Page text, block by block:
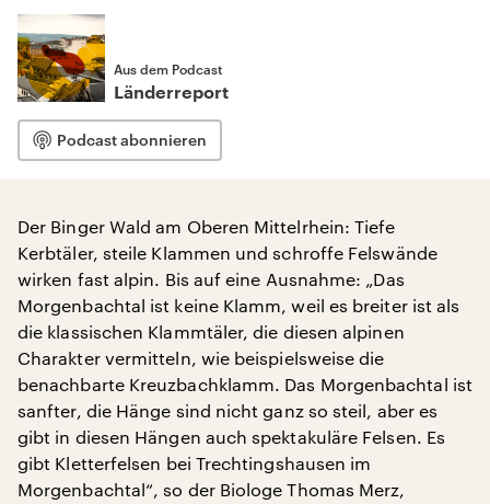
Aus dem Podcast
Länderreport
Podcast abonnieren
Der Binger Wald am Oberen Mittelrhein: Tiefe
Kerbtäler, steile Klammen und schroffe Felswände
wirken fast alpin. Bis auf eine Ausnahme: „Das
Morgenbachtal ist keine Klamm, weil es breiter ist als
die klassischen Klammtäler, die diesen alpinen
Charakter vermitteln, wie beispielsweise die
benachbarte Kreuzbachklamm. Das Morgenbachtal ist
sanfter, die Hänge sind nicht ganz so steil, aber es
gibt in diesen Hängen auch spektakuläre Felsen. Es
gibt Kletterfelsen bei Trechtingshausen im
Morgenbachtal“, so der Biologe Thomas Merz,